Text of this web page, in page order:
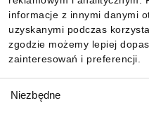
informacje z innymi danymi
uzyskanymi podczas
zgodzie możemy lepiej
zainteresowań i preferencji.
zgody
Niezbędne
Pobierz